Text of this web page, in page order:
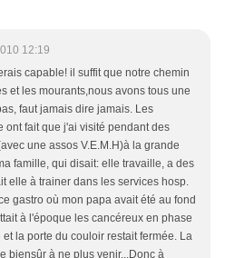
12:19
capable! il suffit que notre chemin
et les mourants,nous avons tous une
faut jamais dire jamais. Les
ont fait que j'ai visité pendant des
une assos V.E.M.H)à la grande
famille, qui disait: elle travaille, a des
elle à trainer dans les services hosp.
gastro où mon papa avait été au fond
à l'époque les cancéreux en phase
la porte du couloir restait fermée. La
biensûr à ne plus venir...Donc à